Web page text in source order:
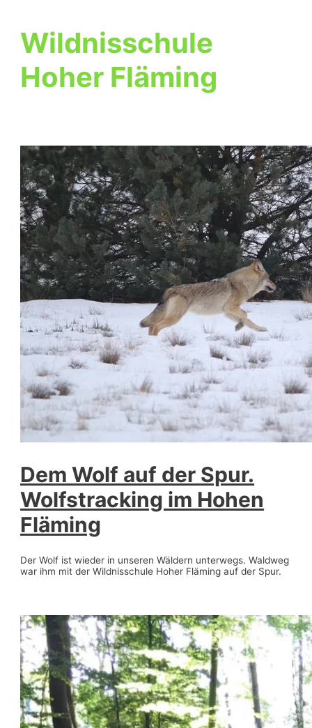
Wildnisschule
Hoher Fläming
Dem Wolf auf der Spur.
Wolfstracking im Hohen
Fläming
Der Wolf ist wieder in unseren Wäldern unterwegs. Waldweg
war ihm mit der Wildnisschule Hoher Fläming auf der Spur.